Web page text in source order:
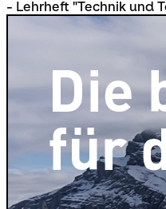
- Lehrheft "Technik und